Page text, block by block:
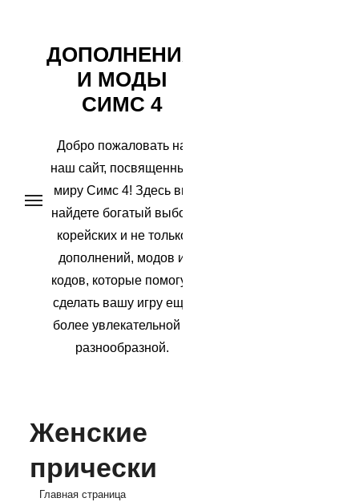
Перейти
содержимому
ДОПОЛНЕНИЯ
И МОДЫ
СИМС 4
Добро пожаловать на
наш сайт, посвященный
миру Симс 4! Здесь вы
найдете богатый выбор
корейских и не только
дополнений, модов и
кодов, которые помогут
сделать вашу игру еще
более увлекательной и
разнообразной.
Женские
прически
Главная страница